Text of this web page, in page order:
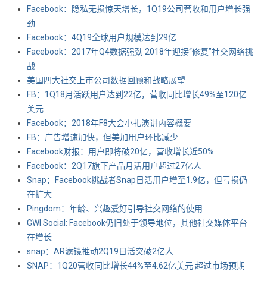
Facebook：隐私无损惊天增长，1Q19公司营收和用户增长强
劲
Facebook：4Q19全球用户规模达到29亿
Facebook：2017年Q4数据强劲 2018年迎接“修复”社交网络挑
战
美国四大社交上市公司数据回顾和战略展望
FB：1Q18月活跃用户达到22亿，营收同比增长49%至120亿
美元
Facebook：2018年F8大会小扎演讲内容概要
FB：广告增速加快，但美加用户环比减少
Facebook财报：用户即将破20亿，营收增长近50%
Facebook：2Q17旗下产品月活用户超过27亿人
Snap：Facebook挑战者Snap日活用户增至1.9亿，但亏损仍
在扩大
Pingdom：年龄、兴趣爱好引导社交网络的使用
GWI Social: Facebook仍旧处于领导地位，其他社交媒体平台
在增长
snap：AR滤镜推动2Q19日活突破2亿人
SNAP：1Q20营收同比增长44%至4.62亿美元 超过市场预期